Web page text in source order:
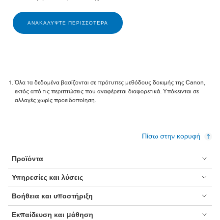
ΑΝΑΚΑΛΎΨΤΕ ΠΕΡΙΣΣΌΤΕΡΑ
Όλα τα δεδομένα βασίζονται σε πρότυπες μεθόδους δοκιμής της Canon,
εκτός από τις περιπτώσεις που αναφέρεται διαφορετικά. Υπόκεινται σε
αλλαγές χωρίς προειδοποίηση.
Πίσω στην κορυφή
Προϊόντα
Υπηρεσίες και λύσεις
Βοήθεια και υποστήριξη
Εκπαίδευση και μάθηση